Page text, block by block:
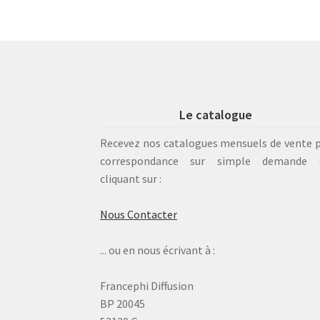
Le catalogue
Recevez nos catalogues mensuels de vente
correspondance sur simple demande
cliquant sur :
Nous Contacter
... ou en nous écrivant à :
Francephi Diffusion
BP 20045